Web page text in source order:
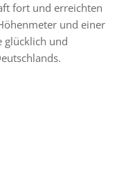
fort und erreichten
und einer
glücklich und